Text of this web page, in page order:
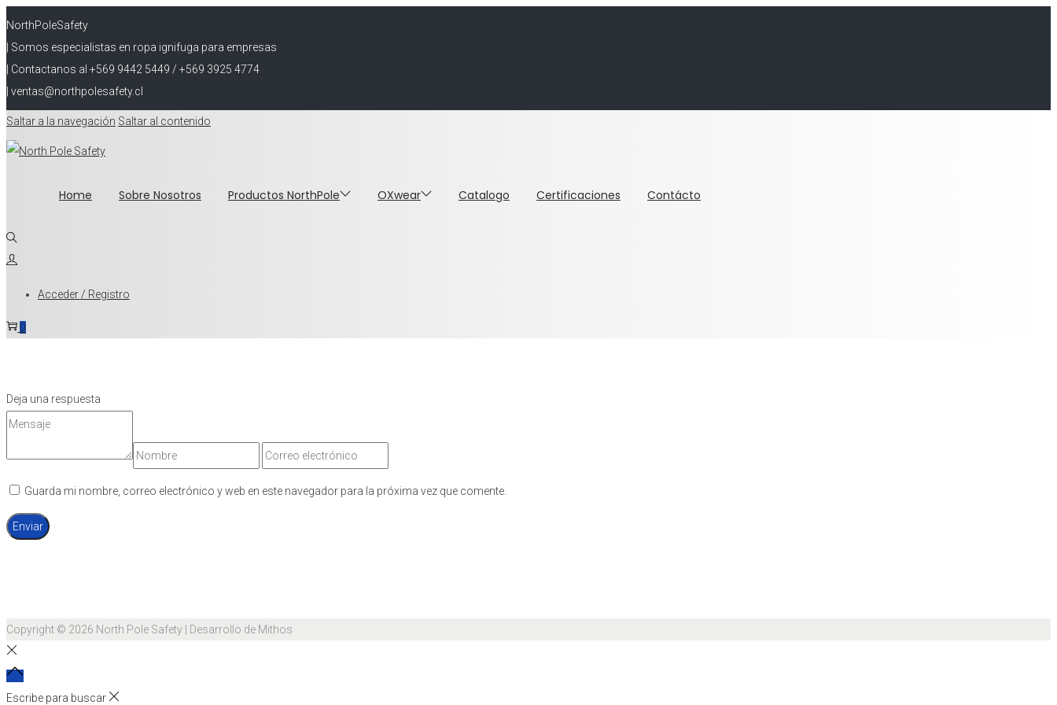
NorthPoleSafety
| Somos especialistas en ropa ignifuga para empresas
| Contactanos al +569 9442 5449 / +569 3925 4774
| ventas@northpolesafety.cl
Saltar a la navegación Saltar al contenido
Home Sobre Nosotros Productos NorthPole OXwear Catalogo Certificaciones Contácto
Acceder / Registro
0
Deja una respuesta
Guarda mi nombre, correo electrónico y web en este navegador para la próxima vez que comente.
Copyright © 2026 North Pole Safety | Desarrollo de Mithos
Escribe para buscar